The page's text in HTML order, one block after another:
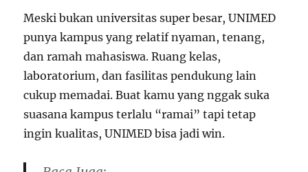
Meski bukan universitas super besar, UNIMED
punya kampus yang relatif nyaman, tenang,
dan ramah mahasiswa. Ruang kelas,
laboratorium, dan fasilitas pendukung lain
cukup memadai. Buat kamu yang nggak suka
suasana kampus terlalu “ramai” tapi tetap
ingin kualitas, UNIMED bisa jadi win.